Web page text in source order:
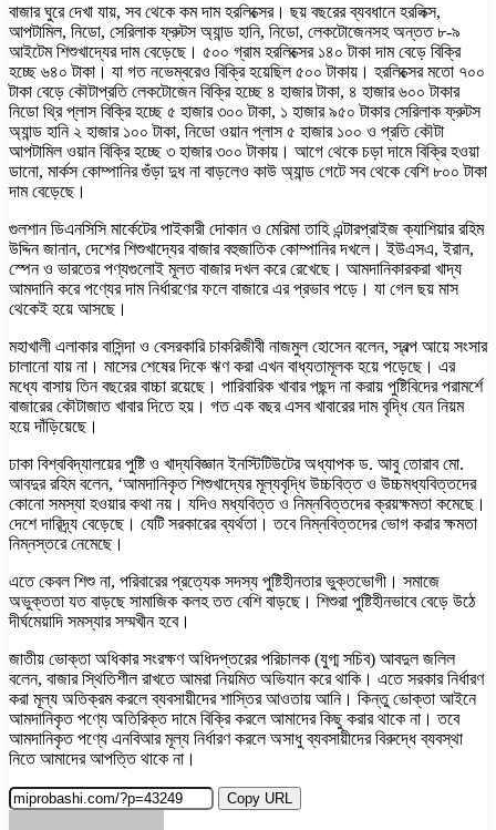
বাজার ঘুরে দেখা যায়, সব থেকে কম দাম হরলিক্সের। ছয় বছরের ব্যবধানে হরলিক্স,
আপটামিল, নিডো, সেরিলাক ফ্রুটস অ্যান্ড হানি, নিডো, লেকটোজেনসহ অন্তত ৮-৯
আইটেম শিশুখাদ্যের দাম বেড়েছে। ৫০০ গ্রাম হরলিক্সের ১৪০ টাকা দাম বেড়ে বিক্রি
হচ্ছে ৬৪০ টাকা। যা গত নভেম্বরেও বিক্রি হয়েছিল ৫০০ টাকায়। হরলিক্সের মতো ৭০০
টাকা বেড়ে কৌটাপ্রতি লেকটোজেন বিক্রি হচ্ছে ৪ হাজার টাকা, ৪ হাজার ৬০০ টাকার
নিডো থ্রি প্লাস বিক্রি হচ্ছে ৫ হাজার ৩০০ টাকা, ১ হাজার ৯৫০ টাকার সেরিলাক ফ্রুটস
অ্যান্ড হানি ২ হাজার ১০০ টাকা, নিডো ওয়ান প্লাস ৫ হাজার ১০০ ও প্রতি কৌটা
আপটামিল ওয়ান বিক্রি হচ্ছে ৩ হাজার ৩০০ টাকায়। আগে থেকে চড়া দামে বিক্রি হওয়া
ডানো, মার্কস কোম্পানির গুঁড়া দুধ না বাড়লেও কাউ অ্যান্ড গেটে সব থেকে বেশি ৮০০ টাকা
দাম বেড়েছে।
গুলশান ডিএনসিসি মার্কেটের পাইকারী দোকান ও মেরিমা তাহি এন্টারপ্রাইজ ক্যাশিয়ার রহিম
উদ্দিন জানান, দেশের শিশুখাদ্যের বাজার বহুজাতিক কোম্পানির দখলে। ইউএসএ, ইরান,
স্পেন ও ভারতের পণ্যগুলোই মূলত বাজার দখল করে রেখেছে। আমদানিকারকরা খাদ্য
আমদানি করে পণ্যের দাম নির্ধারণের ফলে বাজারে এর প্রভাব পড়ে। যা গেল ছয় মাস
থেকেই হয়ে আসছে।
মহাখালী এলাকার বাসিন্দা ও বেসরকারি চাকরিজীবী নাজমুল হোসেন বলেন, স্বল্প আয়ে সংসার
চালানো যায় না। মাসের শেষের দিকে ঋণ করা এখন বাধ্যতামূলক হয়ে পড়েছে। এর
মধ্যে বাসায় তিন বছরের বাচ্চা রয়েছে। পারিবারিক খাবার পছন্দ না করায় পুষ্টিবিদের পরামর্শে
বাজারের কৌটাজাত খাবার দিতে হয়। গত এক বছর এসব খাবারের দাম বৃদ্ধি যেন নিয়ম
হয়ে দাঁড়িয়েছে।
ঢাকা বিশ্ববিদ্যালয়ের পুষ্টি ও খাদ্যবিজ্ঞান ইনস্টিটিউটের অধ্যাপক ড. আবু তোরাব মো.
আবদুর রহিম বলেন, ‘আমদানিকৃত শিশুখাদ্যের মূল্যবৃদ্ধি উচ্চবিত্ত ও উচ্চমধ্যবিত্তদের
কোনো সমস্যা হওয়ার কথা নয়। যদিও মধ্যবিত্ত ও নিম্নবিত্তদের ক্রয়ক্ষমতা কমেছে।
দেশে দারিদ্র্য বেড়েছে। যেটি সরকারের ব্যর্থতা। তবে নিম্নবিত্তদের ভোগ করার ক্ষমতা
নিম্নস্তরে নেমেছে।
এতে কেবল শিশু না, পরিবারের প্রত্যেক সদস্য পুষ্টিহীনতার ভুক্তভোগী। সমাজে
অভুক্ততা যত বাড়ছে সামাজিক কলহ তত বেশি বাড়ছে। শিশুরা পুষ্টিহীনভাবে বেড়ে উঠে
দীর্ঘমেয়াদি সমস্যার সম্মখীন হবে।
জাতীয় ভোক্তা অধিকার সংরক্ষণ অধিদপ্তরের পরিচালক (যুগ্ম সচিব) আবদুল জলিল
বলেন, বাজার স্থিতিশীল রাখতে আমরা নিয়মিত অভিযান করে থাকি। এতে সরকার নির্ধারণ
করা মূল্য অতিক্রম করলে ব্যবসায়ীদের শাস্তির আওতায় আনি। কিন্তু ভোক্তা আইনে
আমদানিকৃত পণ্যে অতিরিক্ত দামে বিক্রি করলে আমাদের কিছু করার থাকে না। তবে
আমদানিকৃত পণ্যে এনবিআর মূল্য নির্ধারণ করলে অসাধু ব্যবসায়ীদের বিরুদ্ধে ব্যবস্থা
নিতে আমাদের আপত্তি থাকে না।
Copy URL